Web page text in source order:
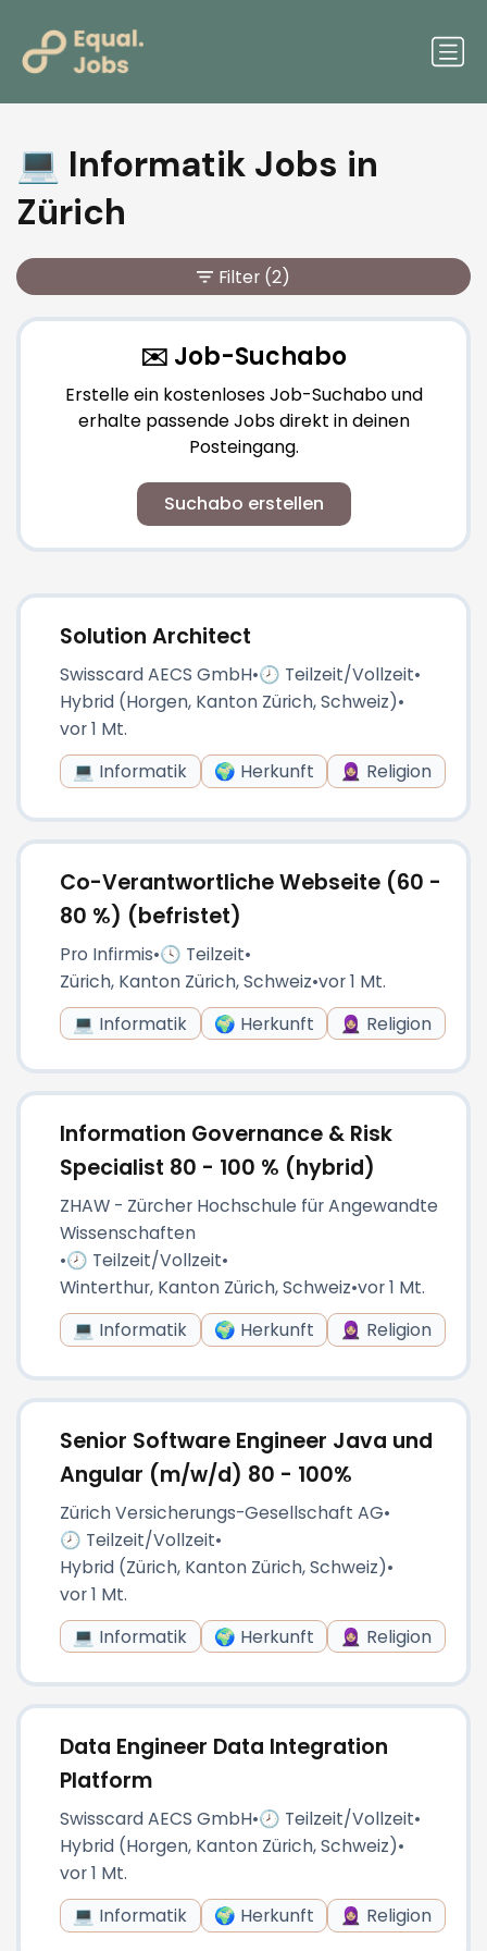
💻 Informatik Jobs in
Zürich
Solution Architect
Swisscard AECS GmbH•🕗 Teilzeit/Vollzeit•
Hybrid (Horgen, Kanton Zürich, Schweiz)•
vor 1 Mt.
💻 Informatik
🌍 Herkunft 🧕🏼 Religion
Co-Verantwortliche Webseite (60 -
80 %) (befristet)
Pro Infirmis•🕓 Teilzeit•
Zürich, Kanton Zürich, Schweiz•vor 1 Mt.
💻 Informatik
🌍 Herkunft 🧕🏼 Religion
Information Governance & Risk
Specialist 80 - 100 % (hybrid)
ZHAW - Zürcher Hochschule für Angewandte
Wissenschaften
•🕗 Teilzeit/Vollzeit•
Winterthur, Kanton Zürich, Schweiz•vor 1 Mt.
💻 Informatik
🌍 Herkunft 🧕🏼 Religion
Senior Software Engineer Java und
Angular (m/w/d) 80 - 100%
Zürich Versicherungs-Gesellschaft AG•
🕗 Teilzeit/Vollzeit•
Hybrid (Zürich, Kanton Zürich, Schweiz)•
vor 1 Mt.
💻 Informatik
🌍 Herkunft 🧕🏼 Religion
Data Engineer Data Integration
Platform
Swisscard AECS GmbH•🕗 Teilzeit/Vollzeit•
Hybrid (Horgen, Kanton Zürich, Schweiz)•
vor 1 Mt.
💻 Informatik
🌍 Herkunft 🧕🏼 Religion
Filter (2)
✉️ Job-Suchabo
Erstelle ein kostenloses Job-Suchabo und
erhalte passende Jobs direkt in deinen
Posteingang.
Suchabo erstellen